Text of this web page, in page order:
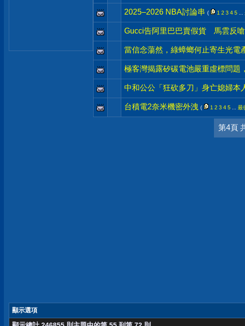
2025–2026 NBA討論串 ( 1 2 3 4 5
Gucci告阿里巴巴賣假貨 馬雲反嗆
當信念蕩然，綠蟑螂何止寄生光電
極客灣揭露矽碳電池嚴重虛標問題
中和公公「狂砍多刀」身亡媳婦
台積電2奈米機密外洩 ( 1 2 3 4 5 最
第4頁
顯示選項